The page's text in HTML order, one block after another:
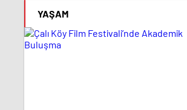
GAZİOSMANPAŞA’DA
YAŞAM